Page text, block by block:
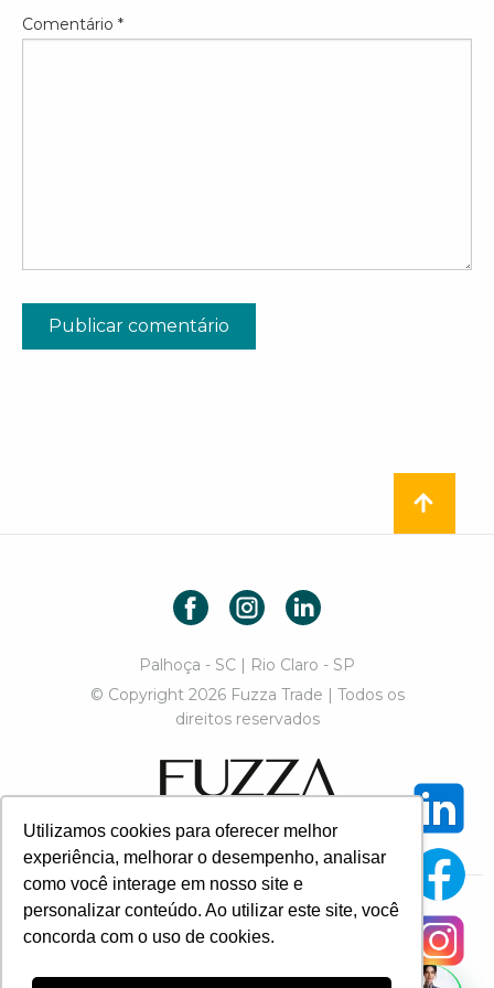
Utilizamos cookies para oferecer melhor
experiência, melhorar o desempenho, analisar
como você interage em nosso site e
personalizar conteúdo. Ao utilizar este site, você
concorda com o uso de cookies.
Comentário *
Designed by Paulo Chiozzini
Palhoça - SC | Rio Claro - SP
© Copyright 2026 Fuzza Trade | Todos os
direitos reservados
FacebookInstagram
© 2026 - Todos os direitos reservados Fuzza Trade